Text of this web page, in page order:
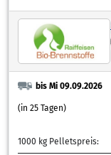
bis Mi 09.09.2026
(in 25 Tagen)
1000 kg Pelletspreis: